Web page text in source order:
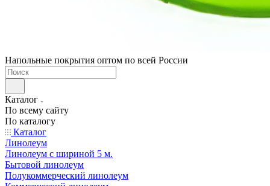
Напольные покрытия оптом по всей России
Каталог
По всему сайту
По каталогу
Каталог
Линолеум
Линолеум с шириной 5 м.
Бытовой линолеум
Полукоммерческий линолеум